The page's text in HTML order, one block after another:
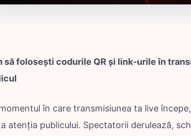
să folosești codurile QR și link-urile în
în care transmisiunea ta live
atenția publicului. Spectatorii derulează,